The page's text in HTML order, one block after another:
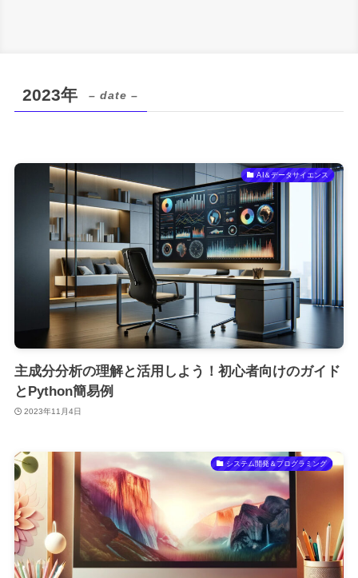
2023年 – date –
AI＆データサイエンス
主成分分析の理解と活用しよう！初心者向けのガイド
とPython簡易例
2023年11月4日
システム開発＆プログラミング